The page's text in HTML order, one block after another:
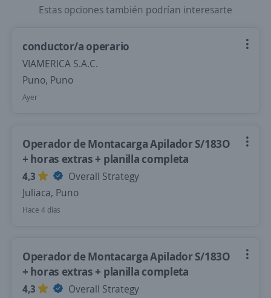
Estas opciones también podrían interesarte
conductor/a operario
VIAMERICA S.A.C.
Puno, Puno
Ayer
Operador de Montacarga Apilador S/183O
+ horas extras + planilla completa
4,3
Overall Strategy
Juliaca, Puno
Hace 4 días
Operador de Montacarga Apilador S/183O
+ horas extras + planilla completa
4,3
Overall Strategy